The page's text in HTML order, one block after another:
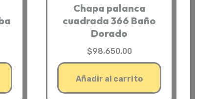
Chapa palanca
cuadrada 366 Baño
Dorado
$98,650.00
Añadir al carrito